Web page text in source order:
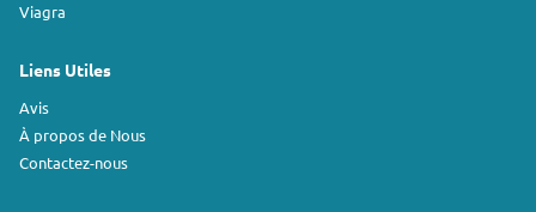
Viagra
Liens Utiles
Avis
À propos de Nous
Contactez-nous